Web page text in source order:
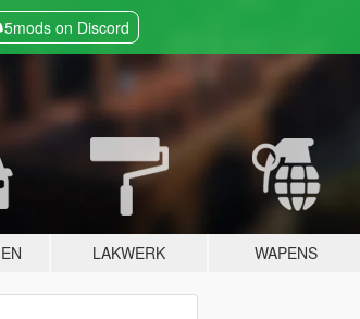
5mods on Discord
LAKWERK WAPENS